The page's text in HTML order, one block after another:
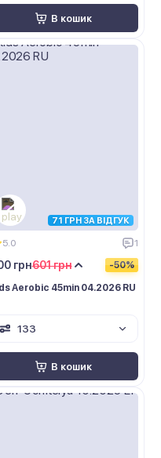
В кошик
71 ГРН ЗА ВІДГУК
5.0 1
601 грн
грн -50%
Aerobic 45min 04.2026 RU
133
В кошик